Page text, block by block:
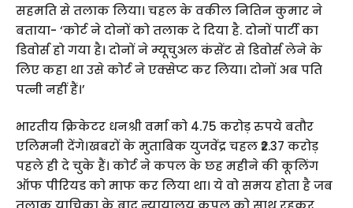
सहमति से तलाक लिया। चहल के वकील नितिन कुमार ने
बताया- ‘कोर्ट ने दोनों को तलाक दे दिया है. दोनों पार्टी का
डिवोर्स हो गया है। दोनों ने म्यूचुअल कंसेंट से डिवोर्स लेने के
लिए कहा था उसे कोर्ट ने एक्सेप्ट कर लिया। दोनों अब पति
पत्नी नहीं हैं।’
भारतीय क्रिकेटर धनश्री वर्मा को 4.75 करोड़ रुपये बतौर
एलिमनी देंगे।खबरों के मुताबिक युजवेंद्र चहल ₹2.37 करोड़
पहले ही दे चुके हैं। कोर्ट ने कपल के छह महीने की कूलिंग
ऑफ पीरियड को माफ कर लिया था। ये वो समय होता है जब